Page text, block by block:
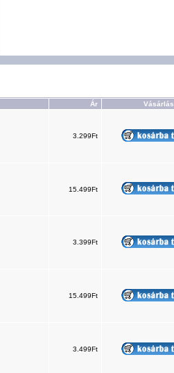
Ár Vásárlás
3.299Ft
15.499Ft
3.399Ft
15.499Ft
3.499Ft